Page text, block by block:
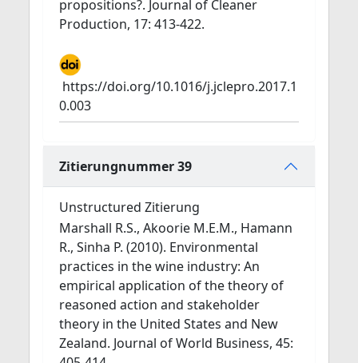
propositions?. Journal of Cleaner
Production, 17: 413-422.
https://doi.org/10.1016/j.jclepro.2017.1
0.003
Zitierungnummer 39
Unstructured Zitierung
Marshall R.S., Akoorie M.E.M., Hamann
R., Sinha P. (2010). Environmental
practices in the wine industry: An
empirical application of the theory of
reasoned action and stakeholder
theory in the United States and New
Zealand. Journal of World Business, 45: